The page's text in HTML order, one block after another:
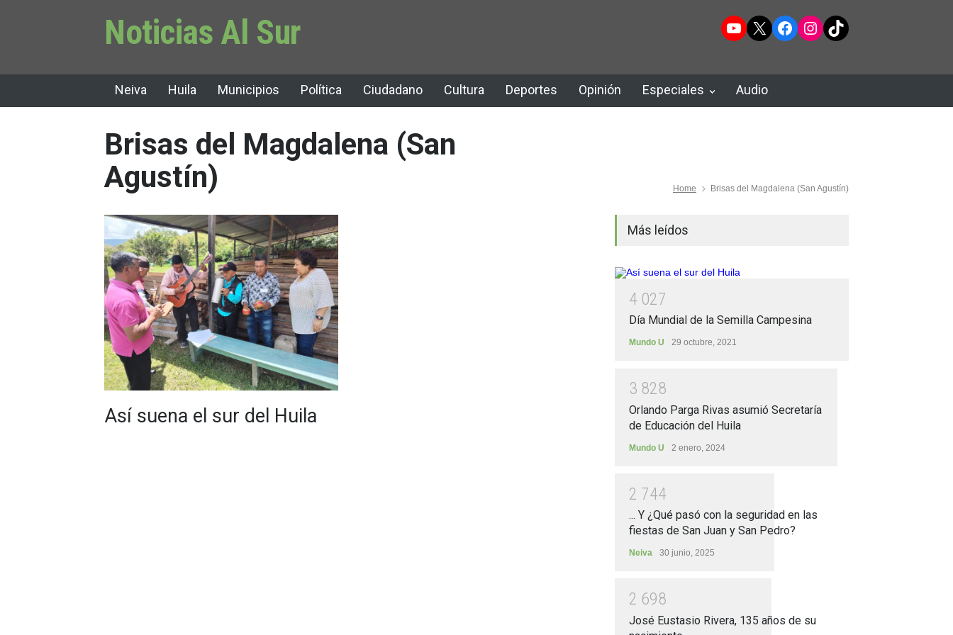
Noticias Al Sur YouTube
X Facebook
Instagram
TikTok
Neiva Huila Municipios Política Ciudadano Cultura Deportes Opinión Especiales Audio
Brisas del Magdalena (San
Agustín)
Home Brisas del Magdalena (San Agustín)
Así suena el sur del Huila
Más leídos
4 027
Día Mundial de la Semilla Campesina
Mundo U 29 octubre, 2021
3 828
Orlando Parga Rivas asumió Secretaría
de Educación del Huila
Mundo U 2 enero, 2024
2 744
... Y ¿Qué pasó con la seguridad en las
fiestas de San Juan y San Pedro?
Neiva 30 junio, 2025
2 698
José Eustasio Rivera, 135 años de su